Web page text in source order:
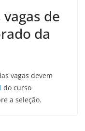
de
da
vagas devem
do curso
a seleção.